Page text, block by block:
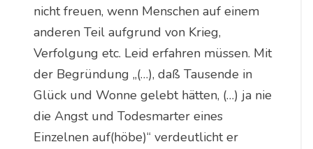
nicht freuen, wenn Menschen auf einem
anderen Teil aufgrund von Krieg,
Verfolgung etc. Leid erfahren müssen. Mit
der Begründung „(…), daß Tausende in
Glück und Wonne gelebt hätten, (…) ja nie
die Angst und Todesmarter eines
Einzelnen auf(höbe)“ verdeutlicht er